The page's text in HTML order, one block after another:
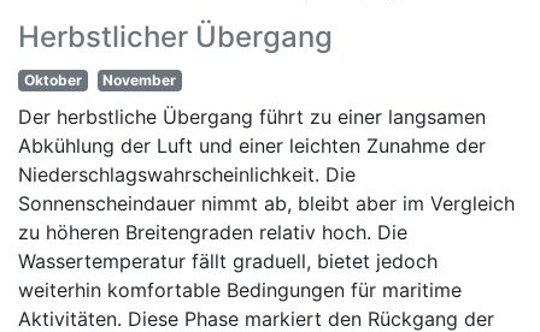
Herbstlicher Übergang
Oktober November
Der herbstliche Übergang führt zu einer langsamen
Abkühlung der Luft und einer leichten Zunahme der
Niederschlagswahrscheinlichkeit. Die
Sonnenscheindauer nimmt ab, bleibt aber im Vergleich
zu höheren Breitengraden relativ hoch. Die
Wassertemperatur fällt graduell, bietet jedoch
weiterhin komfortable Bedingungen für maritime
Aktivitäten. Diese Phase markiert den Rückgang der